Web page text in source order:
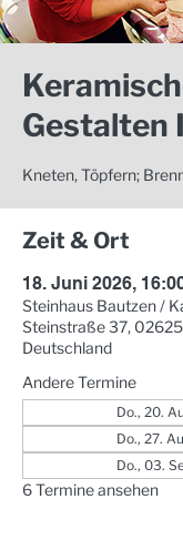
Gestalten
Kneten, Töpfern;
Zeit & Ort
18. Juni 2026,
Steinhaus Bautzen /
Steinstraße 37,
Deutschland
Andere Termine
Do., 20.
Do., 27.
Do., 03.
6 Termine ansehen